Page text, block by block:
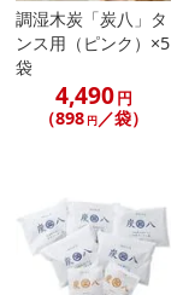
発送完了後、配送
ざいます。
ってご指定できる
利用いただけませ
調湿木炭「炭八」タ
ンス用（ピンク）×5
袋
4,490円
（898 円／袋）